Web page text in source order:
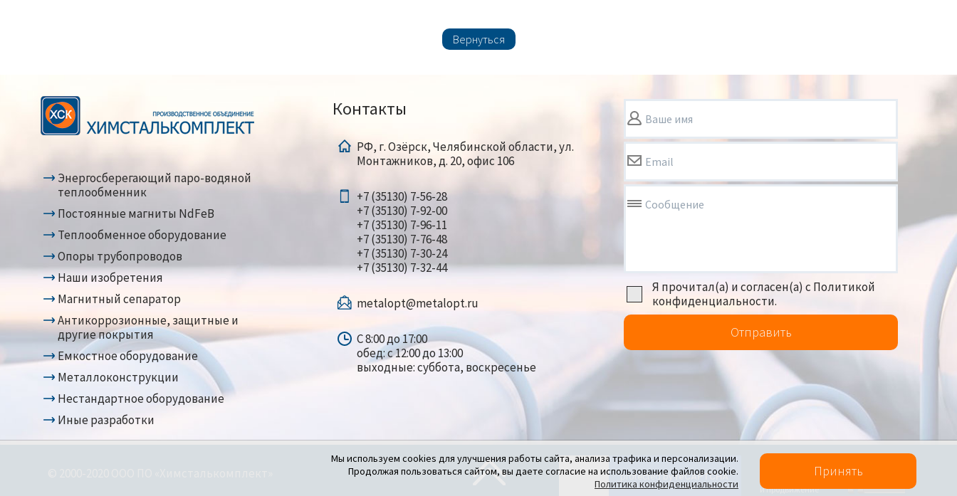
Мы используем cookies для улучшения работы сайта, анализа трафика и персонализации.
Продолжая пользоваться сайтом, вы даете согласие на использование файлов cookie.
Политика конфиденциальности
Принять
Вернуться
Энергосберегающий паро-водяной
теплообменник
Постоянные магниты NdFeB
Теплообменное оборудование
Опоры трубопроводов
Наши изобретения
Магнитный сепаратор
Антикоррозионные, защитные и
другие покрытия
Емкостное оборудование
Металлоконструкции
Нестандартное оборудование
Иные разработки
Контакты
РФ, г. Озёрск, Челябинской области, ул.
Монтажников, д. 20, офис 106
+7 (35130) 7-56-28
+7 (35130) 7-92-00
+7 (35130) 7-96-11
+7 (35130) 7-76-48
+7 (35130) 7-30-24
+7 (35130) 7-32-44
metalopt@metalopt.ru
С 8:00 до 17:00
обед: с 12:00 до 13:00
выходные: суббота, воскресенье
Ваше имя
Email
Сообщение
Я прочитал(а) и согласен(а) с Политикой
конфиденциальности.
Отправить
Политика конфиденциальности
Создание сайта
и продвижение